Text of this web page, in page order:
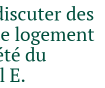
des
logement
du
E.